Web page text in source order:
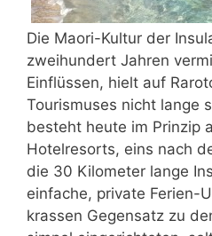
Die Maori-Kultur der
zweihundert Jahren
Einflüssen, hielt auf
Tourismuses nicht lange
besteht heute im Prinzip
Hotelresorts, eins nach
die 30 Kilometer lange
einfache, private Ferien-
krassen Gegensatz zu